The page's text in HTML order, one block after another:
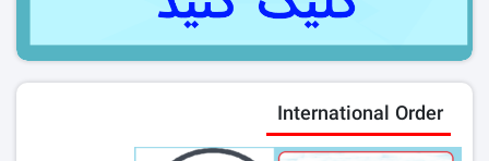
International Order